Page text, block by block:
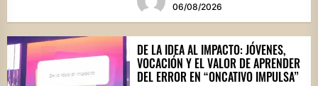
06/08/2026
DE LA IDEA AL IMPACTO: JÓVENES,
VOCACIÓN Y EL VALOR DE APRENDER
DEL ERROR EN “ONCATIVO IMPULSA”